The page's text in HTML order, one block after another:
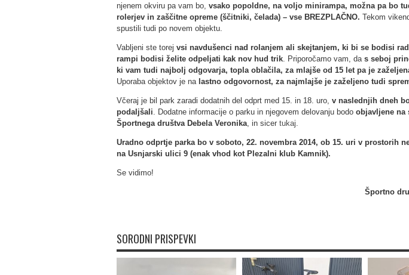
njenem okviru pa vam bo, vsako popoldne, na voljo minirampa, možna pa bo
rolerjev in zaščitne opreme (ščitniki, čelada) – vse BREZPLAČNO. Tekom
spustili tudi po novem objektu.
Vabljeni ste torej vsi navdušenci nad rolanjem ali skejtanjem, ki bi se bodisi
rampi bodisi želite odpeljati kak nov hud trik. Priporočamo vam, da s seboj
ki vam tudi najbolj odgovarja, topla oblačila, za mlajše od 15 let pa je
Uporaba objektov je na lastno odgovornost, za najmlajše je zaželjeno tudi
Včeraj je bil park zaradi dodatnih del odprt med 15. in 18. uro, v naslednjih dneh
podaljšali. Dodatne informacije o parku in njegovem delovanju bodo objavljene na
Športnega društva Debela Veronika, in sicer tukaj.
Uradno odprtje parka bo v soboto, 22. novembra 2014, ob 15. uri v prostorih
na Usnjarski ulici 9 (enak vhod kot Plezalni klub Kamnik).
Se vidimo!
Športno
SORODNI PRISPEVKI